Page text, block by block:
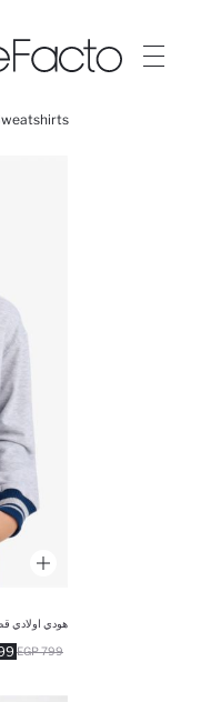
هودي اولادي
799 EGP